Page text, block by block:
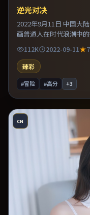
逆光对决
2022年9月11日 中国大
画普通人在时代浪潮中
观众更易沉浸其中。适
足。
112K 2022-09-11
臻彩
#冒险 #高分 +3
CN